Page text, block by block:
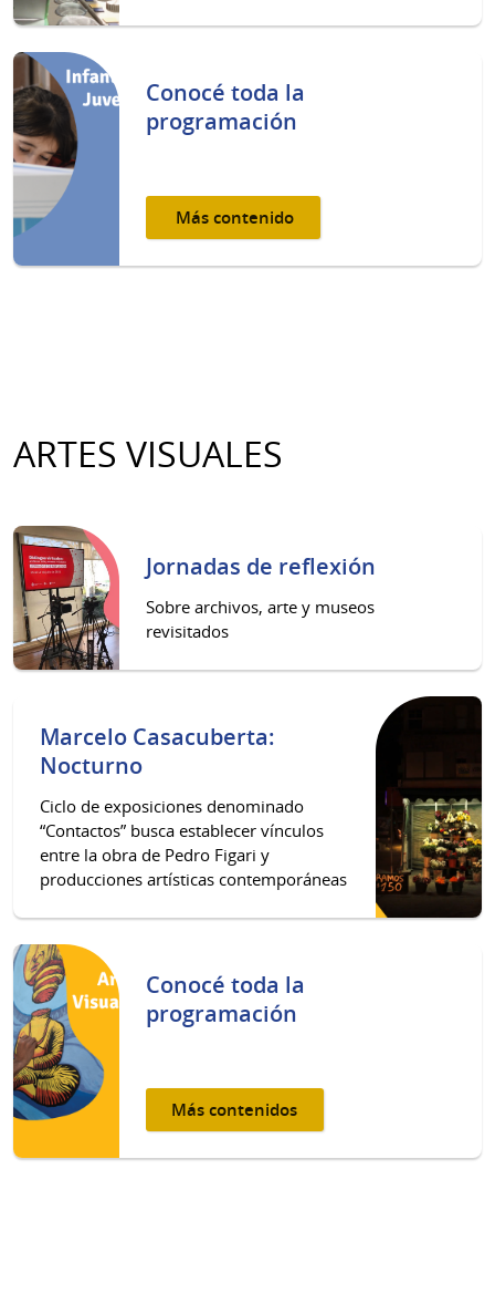
Conocé toda la
programación
Más contenido
ARTES VISUALES
Jornadas de reflexión
Sobre archivos, arte y museos
revisitados
Marcelo Casacuberta:
Nocturno
Ciclo de exposiciones denominado
“Contactos” busca establecer vínculos
entre la obra de Pedro Figari y
producciones artísticas contemporáneas
Conocé toda la
programación
Más contenidos